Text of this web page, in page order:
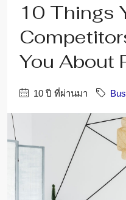
10 Things
You About
10 ปี ที่ผ่านมา